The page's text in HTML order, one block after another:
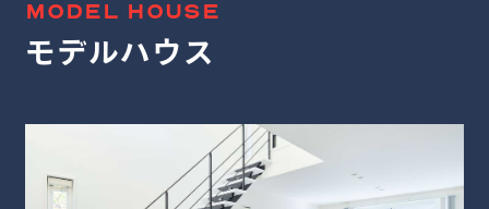
MODEL HOUSE
モデルハウス